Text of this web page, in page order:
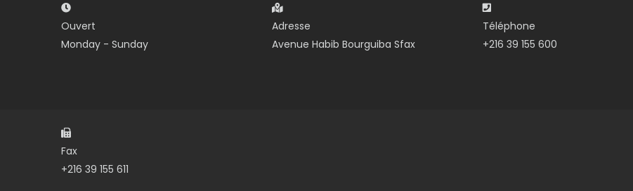
Ouvert
Monday - Sunday
Adresse
Avenue Habib Bourguiba Sfax
Téléphone
+216 39 155 600
Fax
+216 39 155 611